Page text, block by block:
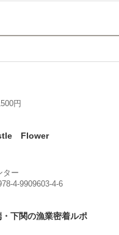
円
Flower
ター
4-9909603-4-6
下関の漁業密着ルポ